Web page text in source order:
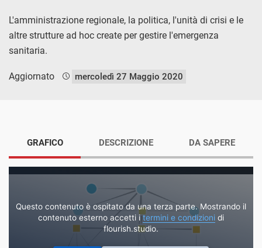
L'amministrazione regionale, la politica, l'unità di crisi e le
altre strutture ad hoc create per gestire l'emergenza
sanitaria.
Aggiornato mercoledì 27 Maggio 2020
GRAFICO
Questo contenuto è ospitato da una terza parte. Mostrando il
contenuto esterno accetti itermini e condizioni di
flourish.studio.
DESCRIZIONE DA SAPERE